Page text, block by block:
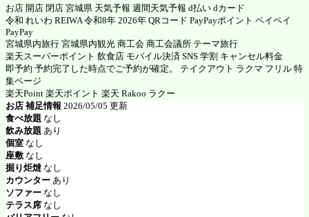
お店 開店 閉店 宮城県 天気予報 週間天気予報 d払い dカード
令和 れいわ REIWA 令和8年 2026年 QRコード PayPayポイント ペイペイ
PayPay
宮城県内旅行 宮城県内観光 商工会 商工会議所 テーマ旅行
楽天スーパーポイント 飲食店 モバイル決済 SNS 学割 キャンセル料金
即予約 予約完了した時点でご予約が確定。 テイクアウト ラクマ フリル 特
集ページ
楽天Point 楽天ポイント 楽天 Rakoo ラクー
お店 補足情報 2026/05/05 更新
食べ放題 なし
飲み放題 あり
個室 なし
座敷 なし
掘り炬燵 なし
カウンター あり
ソファー なし
テラス席 なし